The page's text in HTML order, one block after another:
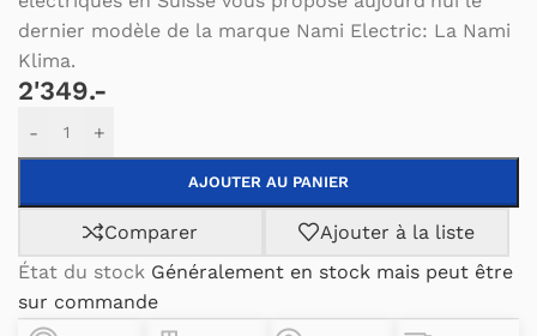
dernier modèle de la marque Nami Electric: La Nami
Klima.
2'349.-
- +
AJOUTER AU PANIER
Alternative:
Comparer
Ajouter à la liste
État du stock Généralement en stock mais peut être
sur commande